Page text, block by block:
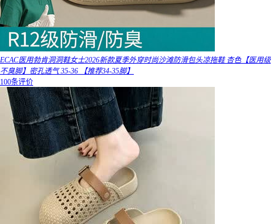
ECAC医用勃肯洞洞鞋女士2026新款夏季外穿时尚沙滩防滑包头凉拖鞋 杏色【医用级
不臭脚】密孔透气 35-36 【推荐34-35脚】
100条评价